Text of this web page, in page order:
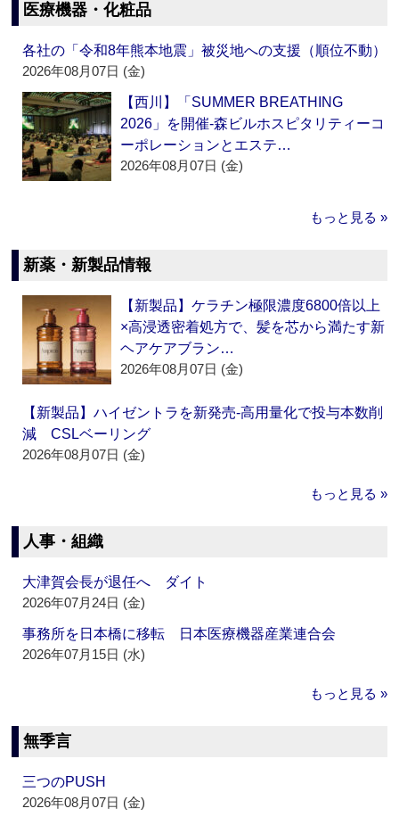
医療機器・化粧品
各社の「令和8年熊本地震」被災地への支援（順位不動）
2026年08月07日 (金)
【西川】「SUMMER BREATHING
2026」を開催‐森ビルホスピタリティーコ
ーポレーションとエステ…
2026年08月07日 (金)
もっと見る »
新薬・新製品情報
【新製品】ケラチン極限濃度6800倍以上
×高浸透密着処方で、髪を芯から満たす新
ヘアケアブラン…
2026年08月07日 (金)
【新製品】ハイゼントラを新発売‐高用量化で投与本数削
減 CSLベーリング
2026年08月07日 (金)
もっと見る »
人事・組織
大津賀会長が退任へ ダイト
2026年07月24日 (金)
事務所を日本橋に移転 日本医療機器産業連合会
2026年07月15日 (水)
もっと見る »
無季言
三つのPUSH
2026年08月07日 (金)